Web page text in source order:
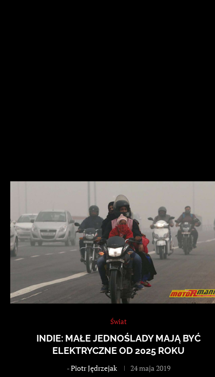
Świat
INDIE: MAŁE JEDNOŚLADY MAJĄ BYĆ
ELEKTRYCZNE OD 2025 ROKU
-Piotr Jędrzejak 24 maja 2019